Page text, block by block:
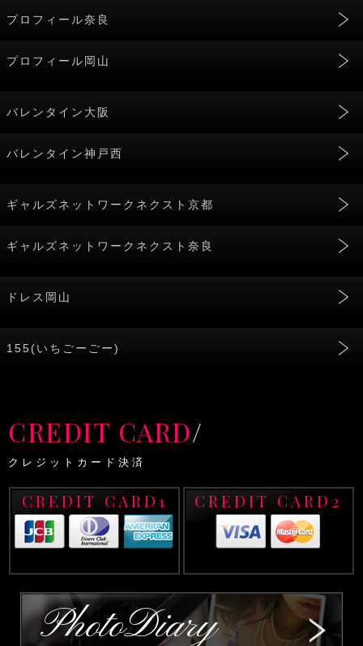
プロフィール奈良
プロフィール岡山
バレンタイン大阪
バレンタイン神戸西
ギャルズネットワークネクスト京都
ギャルズネットワークネクスト奈良
ドレス岡山
155(いちごーごー)
CREDIT CARD/
クレジットカード決済
CREDIT CARD1 CREDIT CARD2
PhotoDiary